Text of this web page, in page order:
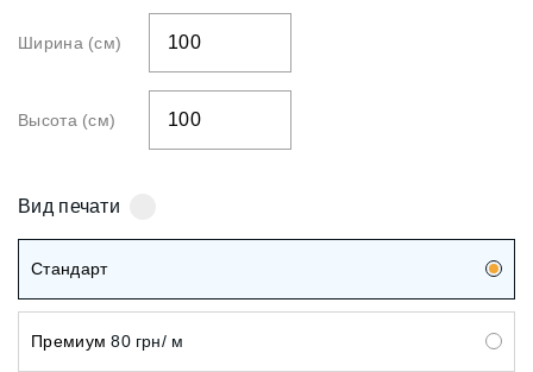
Ширина (см)
Высота (см)
Вид печати
Стандарт
Премиум 80 грн/ м